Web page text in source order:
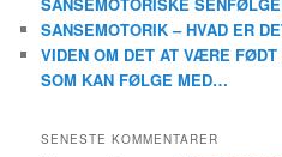
SANSEMOTORIK – HVAD ER
VIDEN OM DET AT VÆRE FØDT
SOM KAN FØLGE MED…
SENESTE KOMMENTARER